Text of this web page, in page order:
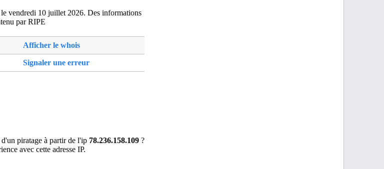
Raoul (14 km)
(5 km)
de-l'Arche (0 km)
(6 km)
Saint-Pierre (9 km)
Jacques-sur-Darnetal (16 km)
le vendredi 10 juillet 2026. Des informations
par RIPE
Afficher le whois
Signaler une erreur
piratage à partir de l'ip 78.236.158.109 ?
avec cette adresse IP.